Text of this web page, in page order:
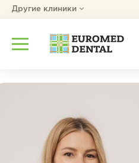
Другие клиники